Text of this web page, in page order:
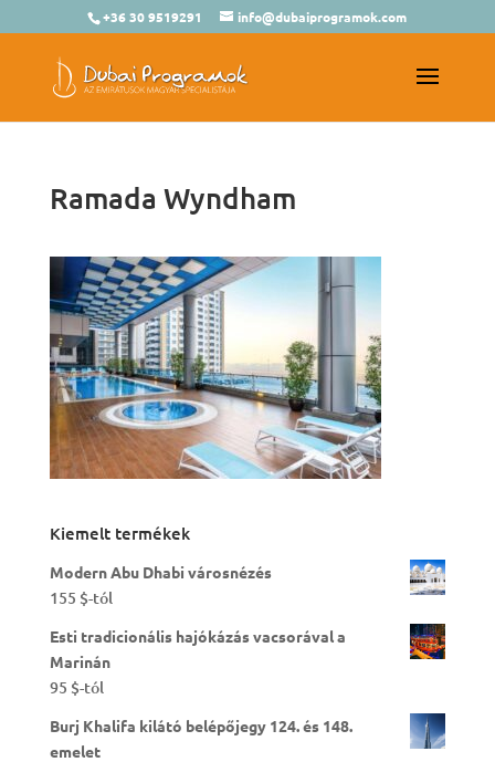
+36 30 9519291 info@dubaiprogramok.com
Ramada Wyndham
Kiemelt termékek
Modern Abu Dhabi városnézés
155 $-tól
Esti tradicionális hajókázás vacsorával a
Marinán
95 $-tól
Burj Khalifa kilátó belépőjegy 124. és 148.
emelet